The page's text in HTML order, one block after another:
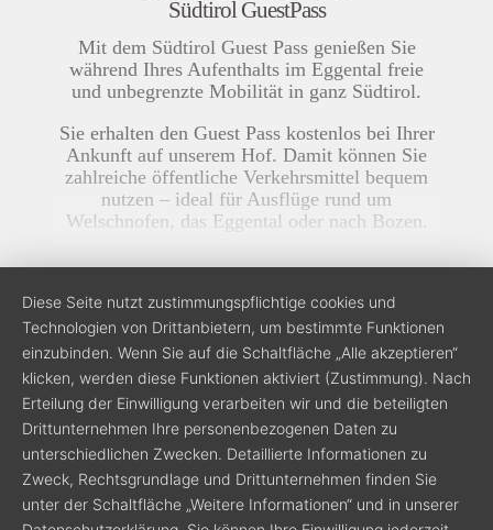
Südtirol GuestPass
Mit dem Südtirol Guest Pass genießen Sie
während Ihres Aufenthalts im Eggental freie
und unbegrenzte Mobilität in ganz Südtirol.
Sie erhalten den Guest Pass kostenlos bei Ihrer
Ankunft auf unserem Hof. Damit können Sie
zahlreiche öffentliche Verkehrsmittel bequem
nutzen – ideal für Ausflüge rund um
Welschnofen, das Eggental oder nach Bozen.
Auf Wunsch holen wir Sie bei Ihrer An- und
Busstation ab.
Details lesen...
Anfahrt/Karte
Veranstaltungen
Bewertungen
Bildergalerie
Diese Seite nutzt zustimmungspflichtige cookies und
Technologien von Drittanbietern, um bestimmte Funktionen
einzubinden. Wenn Sie auf die Schaltfläche „Alle akzeptieren“
klicken, werden diese Funktionen aktiviert (Zustimmung). Nach
Erteilung der Einwilligung verarbeiten wir und die beteiligten
Drittunternehmen Ihre personenbezogenen Daten zu
unterschiedlichen Zwecken. Detaillierte Informationen zu
Zweck, Rechtsgrundlage und Drittunternehmen finden Sie
unter der Schaltfläche „Weitere Informationen“ und in unserer